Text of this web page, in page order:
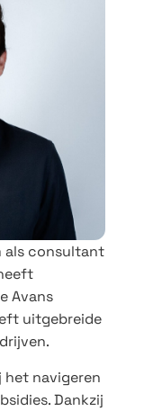
als consultant
Avans
uitgebreide
het navigeren
Dankzij